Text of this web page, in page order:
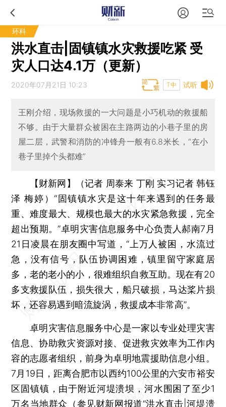
环科
洪水直击|固镇镇水灾救援吃紧 受
灾人口达4.1万（更新）
试听
2020年07月21日 10:23 T中
王刚介绍，现场救援的一大问题是小巧机动的救援船
不够。由于大量群众被困在主路两边的小巷子里的房
屋二层，武警和消防的冲锋舟一般有6.8米长，“在小
巷子里掉个头都难”
【财新网】（记者 周泰来 丁刚 实习记者 韩钰
泽 梅婷）“固镇镇水灾是这十年来遇到的任务最
重、难度最大、规模也最大的水灾紧急救援，完全
超出预期。”卓明灾害信息服务中心负责人郝南7月
21日凌晨在朋友圈中写道，“上万人被困，水流过
急，没有信号，队伍协调困难，镇里留守家庭居
多，老的老小的小，很难组织自救互助。现在有20
多支救援队伍，损失很大，船只破损，马达桨片损
坏，还容易遇到暗流旋涡，救援成本非常高”。
卓明灾害信息服务中心是一家以专业处理灾害
信息、协助救灾资源对接、促进救灾效率为工作内
容的志愿者组织，前身为卓明地震援助信息小组。
7月19日，距离合肥市以西约100公里的六安市裕安
区固镇镇，由于附近河堤溃坝，河水围困了至少1
万名当地群众（参见财新网报道“洪水直击|河堤溃